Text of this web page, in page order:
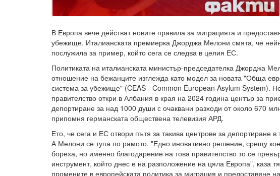
В Европа вече действат новите правила за миграцията и
убежище. Италианската премиерка Джорджа Мелони смята, че
послужила за пример, който сега се следва в целия ЕС.
Политиката на италианската министър-председателка Джорджа
отношение на бежанците изглежда като модел за новата "Обща
система за убежище" (CEAS - Common European Asylum System).
правителство откри в Албания в края на 2024 година център за
депортиране за над 1000 души с очаквани разходи от около 670
припомня германската обществена телевизия АРД.
Ето, че сега и ЕС отвори пътя за такива центрове за депортиране в
А Мелони се тупа по рамото. "Едно иновативно решение, срещу
бореха, но именно благодарение на това правителство то се
инструмент, който днес е на разположение на цяла Европа", каза
промените в европейската политика за миграция и предоставяне